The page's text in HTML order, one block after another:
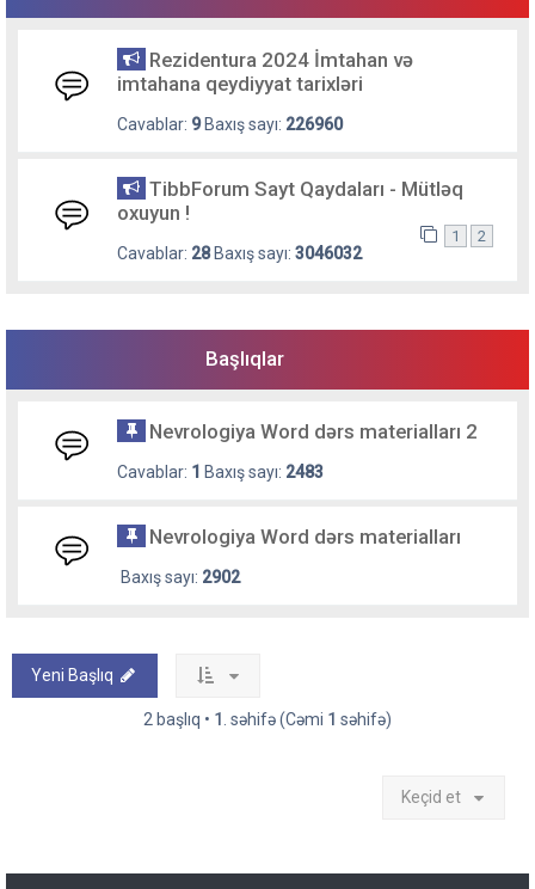
Rezidentura 2024 İmtahan və
imtahana qeydiyyat tarixləri
Cavablar: 9Baxış sayı: 226960
TibbForum Sayt Qaydaları - Mütləq
oxuyun !
Cavablar: 28Baxış sayı: 3046032
1 2
Başlıqlar
Nevrologiya Word dərs materialları 2
Cavablar: 1 Baxış sayı: 2483
Nevrologiya Word dərs materialları
Baxış sayı: 2902
Yeni Başlıq
2 başlıq • 1 . səhifə (Cəmi 1 səhifə)
Keçid et